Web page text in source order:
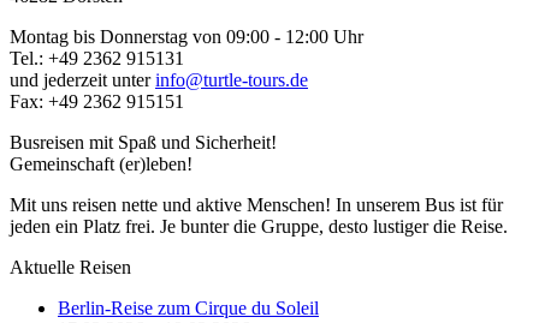
Montag bis Donnerstag von 09:00 - 12:00 Uhr
Tel.: +49 2362 915131
und jederzeit unterinfo@turtle-tours.de
Fax: +49 2362 915151
Busreisen mit Spaß und Sicherheit!
Gemeinschaft (er)leben!
Mit uns reisen nette und aktive Menschen! In unserem Bus ist für
jeden ein Platz frei. Je bunter die Gruppe, desto lustiger die Reise.
Aktuelle Reisen
Berlin-Reise zum Cirque du Soleil